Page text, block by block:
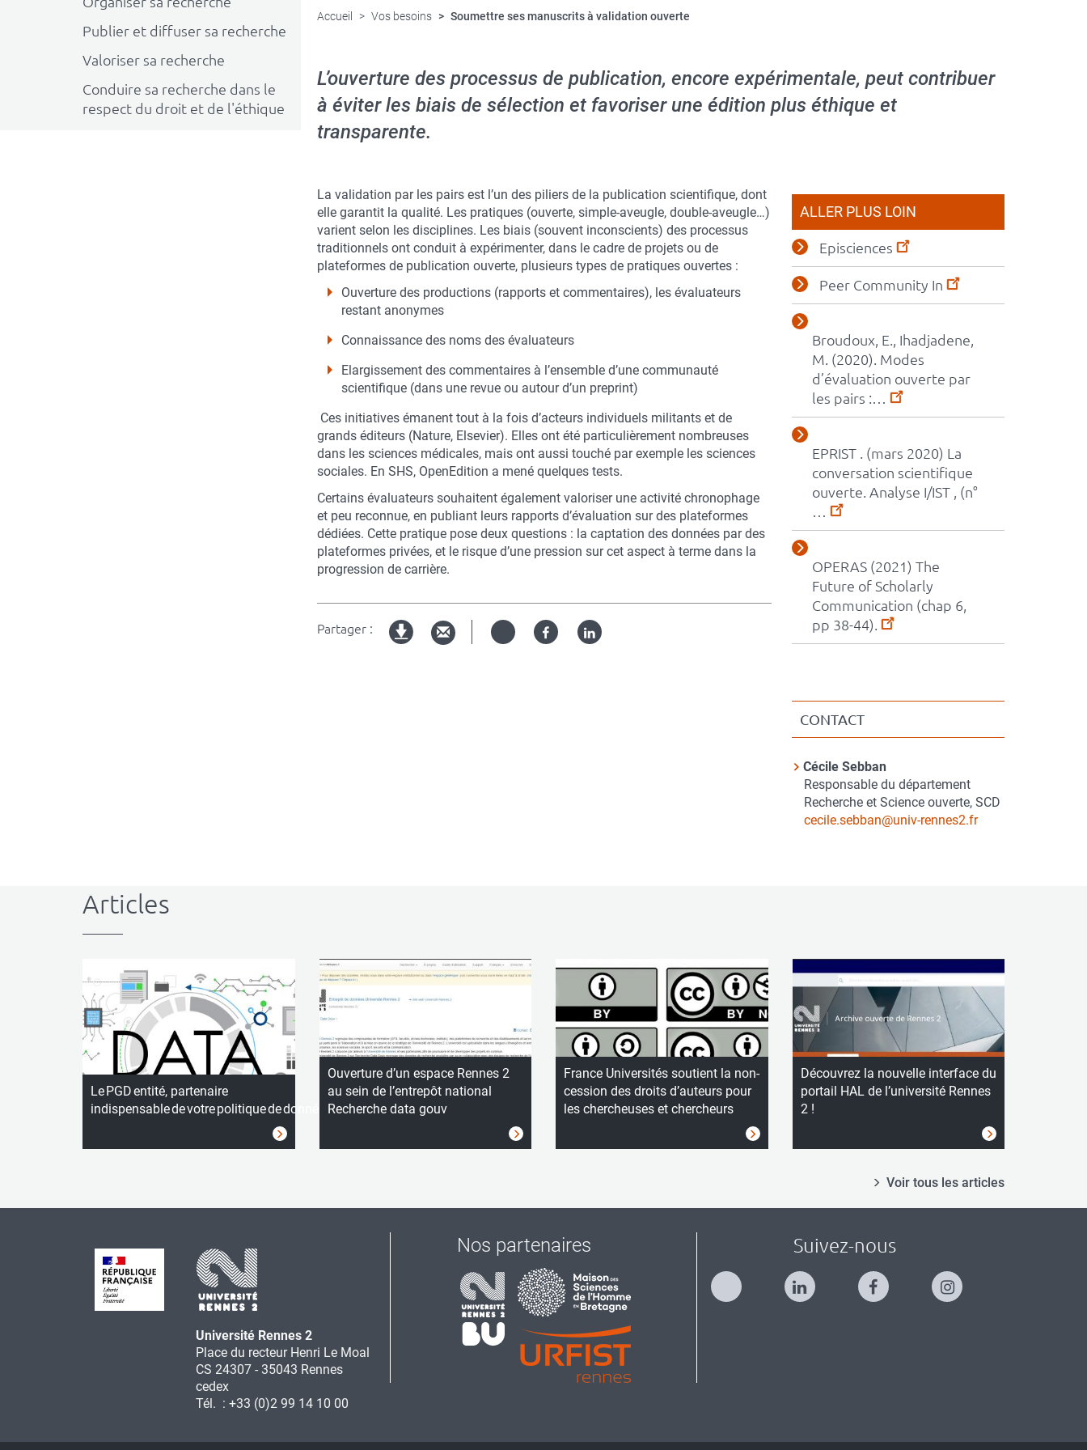
Publier et diffuser sa recherche
Valoriser sa recherche
Conduire sa recherche dans le
respect du droit et de l'éthique
Accueil Vos besoins Soumettre ses manuscrits à validation ouverte
L’ouverture des processus de publication, encore expérimentale, peut contribuer
à éviter les biais de sélection et favoriser une édition plus éthique et
transparente.
La validation par les pairs est l’un des piliers de la publication scientifique, dont
elle garantit la qualité. Les pratiques (ouverte, simple-aveugle, double-aveugle…)
varient selon les disciplines. Les biais (souvent inconscients) des processus
traditionnels ont conduit à expérimenter, dans le cadre de projets ou de
plateformes de publication ouverte, plusieurs types de pratiques ouvertes :
Ouverture des productions (rapports et commentaires), les évaluateurs
restant anonymes
Connaissance des noms des évaluateurs
Elargissement des commentaires à l’ensemble d’une communauté
scientifique (dans une revue ou autour d’un preprint)
Ces initiatives émanent tout à la fois d’acteurs individuels militants et de
grands éditeurs (Nature, Elsevier). Elles ont été particulièrement nombreuses
dans les sciences médicales, mais ont aussi touché par exemple les sciences
sociales. En SHS, OpenEdition a mené quelques tests.
Certains évaluateurs souhaitent également valoriser une activité chronophage
et peu reconnue, en publiant leurs rapports d’évaluation sur des plateformes
dédiées. Cette pratique pose deux questions : la captation des données par des
plateformes privées, et le risque d’une pression sur cet aspect à terme dans la
progression de carrière.
Partager : Twitter FacebookLinked
ALLER PLUS LOIN
Episciences
Peer Community In
Broudoux, E., Ihadjadene,
M. (2020). Modes
d’évaluation ouverte par
les pairs :…
EPRIST . (mars 2020) La
conversation scientifique
ouverte. Analyse I/IST , (n°
…
OPERAS (2021) The
Future of Scholarly
Communication (chap 6,
pp 38-44).
CONTACT
Nom
du
contact
Cécile Sebban
Responsable du département
Recherche et Science ouverte, SCD
Courriel
cecile.sebban@univ-rennes2.fr
Articles
Le PGD entité, partenaire
indispensable de votre politique de données
Ouverture d’un espace Rennes 2
au sein de l’entrepôt national
Recherche data gouv
France Universités soutient la non-
cession des droits d’auteurs pour
les chercheuses et chercheurs
Découvrez la nouvelle interface du
portail HAL de l’université Rennes
2 !
Voir tous les articles
Université Rennes 2
Place du recteur Henri Le Moal
CS 24307 - 35043 Rennes
cedex
Tél. : +33 (0)2 99 14 10 00
Nos partenaires Suivez-nous